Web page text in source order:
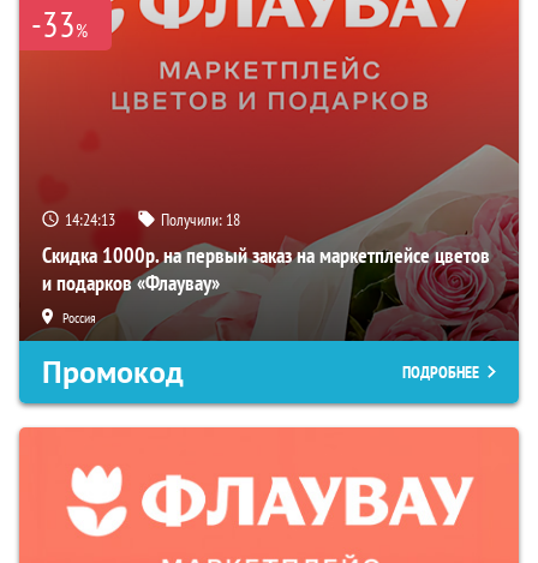
-33%
14:24:13 Получили: 18
Скидка 1000р. на первый заказ на маркетплейсе цветов
и подарков «Флаувау»
Россия
Промокод ПОДРОБНЕЕ